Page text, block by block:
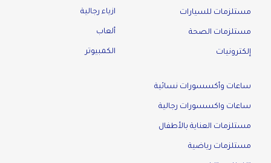
مستلزمات للسيارات
مستلزمات الصحة
إلكترونيات
ازياء رجالية
ألعاب
الكمبيوتر
ساعات وأكسسورات نسائية
ساعات واكسسورات رجالية
مستلزمات العناية بالأطفال
مستلزمات رياضية